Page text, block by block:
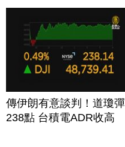
傳伊朗有意談判！道瓊彈
238點 台積電ADR收高